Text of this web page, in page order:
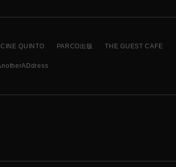
CINE QUINTO PARCO出版 THE GUEST CAFE